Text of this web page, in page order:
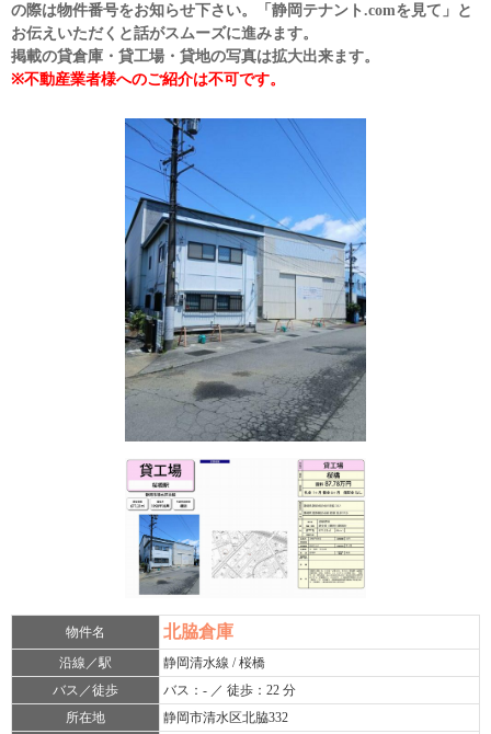
の際は物件番号をお知らせ下さい。「静岡テナント.comを見て」と
お伝えいただくと話がスムーズに進みます。
掲載の貸倉庫・貸工場・貸地の写真は拡大出来ます。
※不動産業者様へのご紹介は不可です。
物件名 北脇倉庫
沿線／駅
静岡清水線 / 桜橋
バス／徒歩
バス：- ／ 徒歩：22 分
所在地
静岡市清水区北脇332